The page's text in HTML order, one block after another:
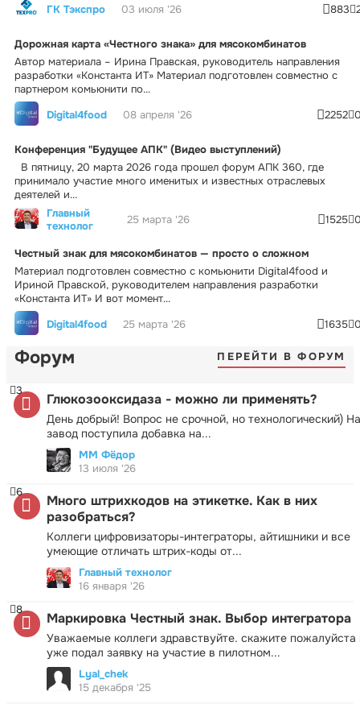
ГК Тэкспро
03 июля '26 883
Дорожная карта «Честного знака» для мясокомбинатов
Автор материала – Ирина Правская, руководитель направления
разработки «Константа ИТ» Материал подготовлен совместно с
партнером комьюнити по...
Digital4food
08 апреля '26 2252
Конференция "Будущее АПК" (Видео выступлений)
В пятницу, 20 марта 2026 года прошел форум АПК 360, где
принимало участие много именитых и известных отраслевых
деятелей и...
Главный
технолог
25 марта '26 1525
Честный знак для мясокомбинатов — просто о сложном
Материал подготовлен совместно с комьюнити Digital4food и
Ириной Правской, руководителем направления разработки
«Константа ИТ» И вот момент...
Digital4food
25 марта '26 1635
Форум ПЕРЕЙТИ В ФОРУМ
Глюкозооксидаза - можно ли применять?
День добрый! Вопрос не срочной, но технологический) На
завод поступила добавка на...
3
ММ Фёдор
13 июля '26
Много штрихкодов на этикетке. Как в них
разобраться?
Коллеги цифровизаторы-интеграторы, айтишники и все
умеющие отличать штрих-коды от...
6
Главный технолог
16 января '26
Маркировка Честный знак. Выбор интегратора
Уважаемые коллеги здравствуйте. скажите пожалуйста
уже подал заявку на участие в пилотном...
8
Lyal_chek
15 декабря '25